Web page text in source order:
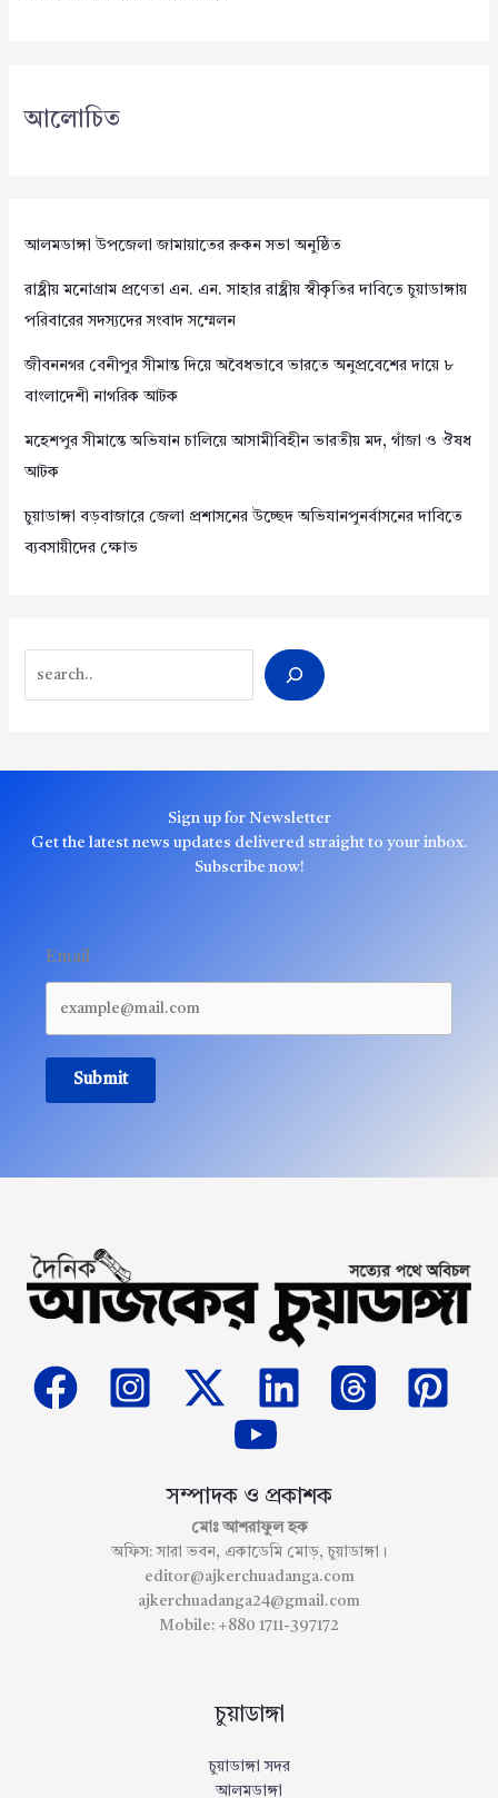
আলোচিত
আলমডাঙ্গা উপজেলা জামায়াতের রুকন সভা অনুষ্ঠিত
রাষ্ট্রীয় মনোগ্রাম প্রণেতা এন. এন. সাহার রাষ্ট্রীয় স্বীকৃতির দাবিতে চুয়াডাঙ্গায়
পরিবারের সদস্যদের সংবাদ সম্মেলন
জীবননগর বেনীপুর সীমান্ত দিয়ে অবৈধভাবে ভারতে অনুপ্রবেশের দায়ে ৮
বাংলাদেশী নাগরিক আটক
মহেশপুর সীমান্তে অভিযান চালিয়ে আসামীবিহীন ভারতীয় মদ, গাঁজা ও ঔষধ
আটক
চুয়াডাঙ্গা বড়বাজারে জেলা প্রশাসনের উচ্ছেদ অভিযানপুনর্বাসনের দাবিতে
ব্যবসায়ীদের ক্ষোভ
Sign up for Newsletter
Get the latest news updates delivered straight to your inbox.
Subscribe now!
Email
Submit
সম্পাদক ও প্রকাশক
মোঃ আশরাফুল হক
অফিস: সারা ভবন, একাডেমি মোড়, চুয়াডাঙ্গা।
editor@ajkerchuadanga.com
ajkerchuadanga24@gmail.com
Mobile: +880 1711-397172
চুয়াডাঙ্গা
চুয়াডাঙ্গা সদর
আলমডাঙ্গা